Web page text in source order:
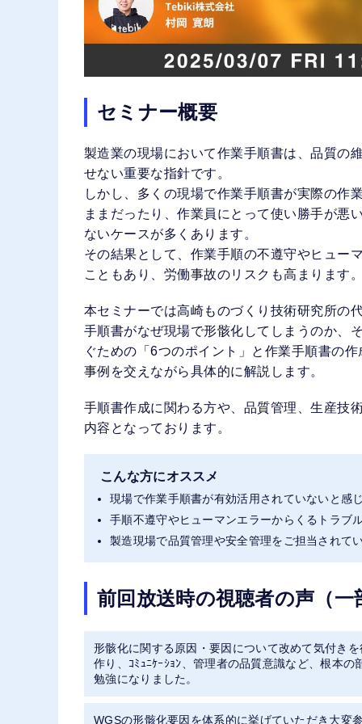
セミナー概要
製造業の現場において作業手順書は、品質の
せない重要な指針です。
しかし、多くの現場で作業手順書が実際の作
ままだったり、作業員にとって使い勝手が悪
ないケースが多くあります。
その結果として、作業手順の不遵守やヒュー
こともあり、労働事故のリスクも高まります
本セミナーでは高崎ものづくり技術研究所の
手順書がなぜ現場で形骸化してしまうのか、
ぐための「6つのポイント」と作業手順書の
事例を交えながら具体的に解説します。
手順書作成に関わる方や、品質管理、生産技
内容となっております。
こんな方にオススメ
現場で作業手順書が有効活用されていないと感
手順不遵守やヒューマンエラーからくるトラブ
製造現場で品質管理や安全管理をご担当されて
前回放送時の視聴者の声（一
形骸化に関する原因・要因について改めて気付き
作り、ｺﾐｭﾆｹｰｼｮﾝ、管理者の品質意識など、根本
勉強になりました。
WGSの形骸化要因を体系的に挙げていただき大変